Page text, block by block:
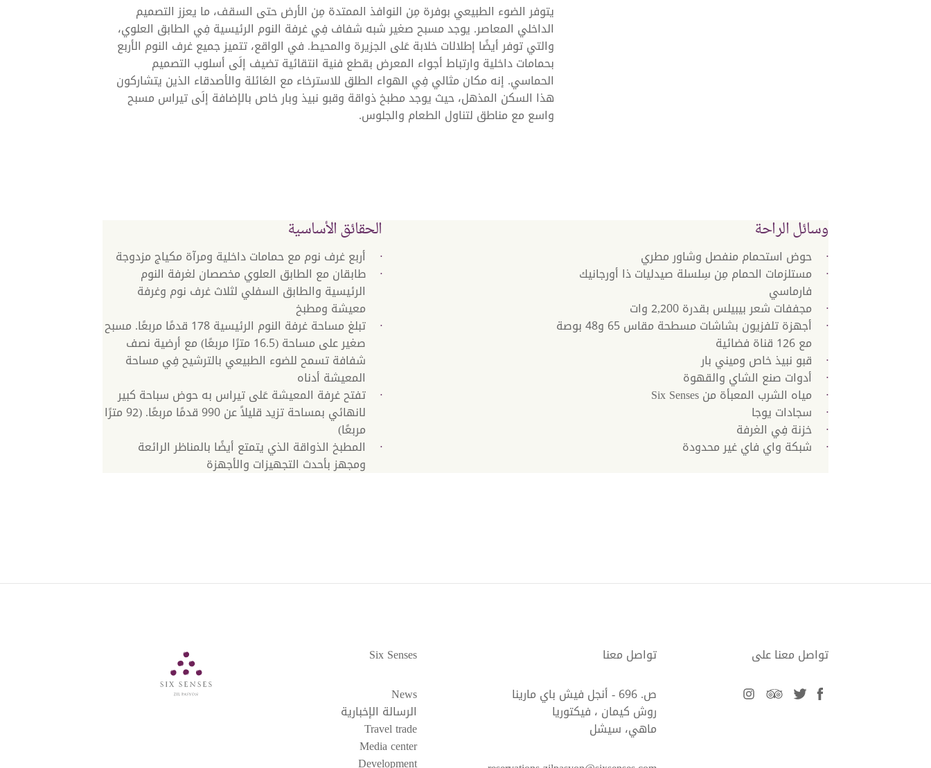
يتوفر الضوء الطبيعي بوفرة مِن النوافذ الممتدة مِن الأرض حتى السقف، ما يعزز التصميم
الداخلي المعاصر. يوجد مسبح صغير شبه شفاف فِي غرفة النوم الرئيسية فِي الطابق العلوي،
والتي توفر أيضًا إطلالات خلابة عَلى الجزيرة والمحيط. في الواقع، تتميز جميع غرف النوم الأربع
بحمامات داخلية وارتباط أجواء المعرض بقطع فنية انتقائية تضيف إلَى أسلوب التصميم
الحماسي. إنه مكان مثالي فِي الهواء الطلق للاسترخاء مع العَائلة والأصدقاء الذين يتشاركون
هذا السكن المذهل، حيث يوجد مطبخ ذواقة وقبو نبيذ وبار خاص بالإضافة إلَى تيراس مسبح
واسع مع مناطق لتناول الطعام والجلوس.
وسائل الراحة
حوض استحمام منفصل وشاور مطري
مستلزمات الحمام مِن سِلسلة صيدليات ذا أورجانيك
فارماسي
مجففات شعر بيبيلس بقدرة 2,200 وات
أجهزة تلفزيون بشاشات مسطحة مقاس 65 و48 بوصة
مع 126 قناة فضائية
قبو نبيذ خاص وميني بار
أدوات صنع الشاي والقهوة
مياه الشرب المعبأة من Six Senses
سجادات يوجا
خزنة فِي الغرفة
شبكة واي فاي غير محدودة
الحقائق الأساسية
أربع غرف نوم مع حمامات داخلية ومرآة مكياج مزدوجة
طابقان مع الطابق العلوي مخصصان لغرفة النوم
الرئيسية والطابق السفلي لثلاث غرف نوم وغرفة
معيشة ومطبخ
تبلغ مساحة غرفة النوم الرئيسية 178 قدمًا مربعًا. مسبح
صغير على مساحة (16.5 مترًا مربعًا) مع أرضية نصف
شفافة تسمح للضوء الطبيعي بالترشيح فِي مساحة
المعيشة أدناه
تفتح غرفة المعيشة عَلى تيراس به حوض سباحة كبير
لانهائي بمساحة تزيد قليلاً عن 990 قدمًا مربعًا. (92 مترًا
مربعًا)
المطبخ الذواقة الذي يتمتع أيضًا بالمناظر الرائعة
ومجهز بأحدث التجهيزات والأجهزة
Six Senses
News
الرسالة الإخبارية
Travel trade
Media center
Development
تواصل معنا
ص. 696 - أنجل فيش باي مارينا
روش كيمان ، فيكتوريا
ماهي، سيشل
تواصل معنا على
facebook
twitter
tripadvisor